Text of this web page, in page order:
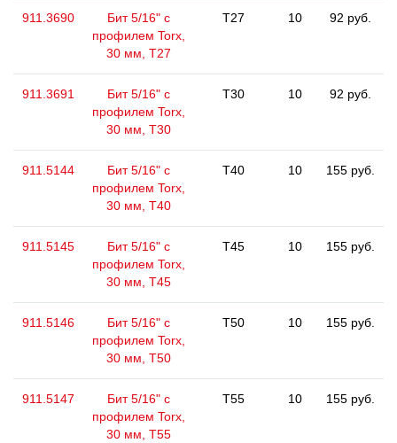
911.3690
Бит 5/16" с
профилем Torx,
30 мм, Т27
T27 10 92 руб.
911.3691
Бит 5/16" с
профилем Torx,
30 мм, Т30
T30 10 92 руб.
911.5144
Бит 5/16" с
профилем Torx,
30 мм, Т40
T40 10 155 руб.
911.5145
Бит 5/16" с
профилем Torx,
30 мм, Т45
T45 10 155 руб.
911.5146
Бит 5/16" с
профилем Torx,
30 мм, Т50
T50 10 155 руб.
911.5147
Бит 5/16" с
профилем Torx,
30 мм, Т55
T55 10 155 руб.